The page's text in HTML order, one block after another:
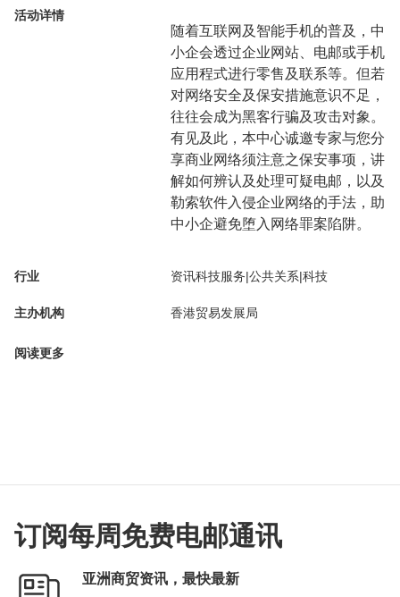
活动详情
随着互联网及智能手机的普及，中
小企会透过企业网站、电邮或手机
应用程式进行零售及联系等。但若
对网络安全及保安措施意识不足，
往往会成为黑客行骗及攻击对象。
有见及此，本中心诚邀专家与您分
享商业网络须注意之保安事项，讲
解如何辨认及处理可疑电邮，以及
勒索软件入侵企业网络的手法，助
中小企避免堕入网络罪案陷阱。
行业 资讯科技服务|公共关系|科技
主办机构 香港贸易发展局
阅读更多
订阅每周免费电邮通讯
亚洲商贸资讯，最快最新